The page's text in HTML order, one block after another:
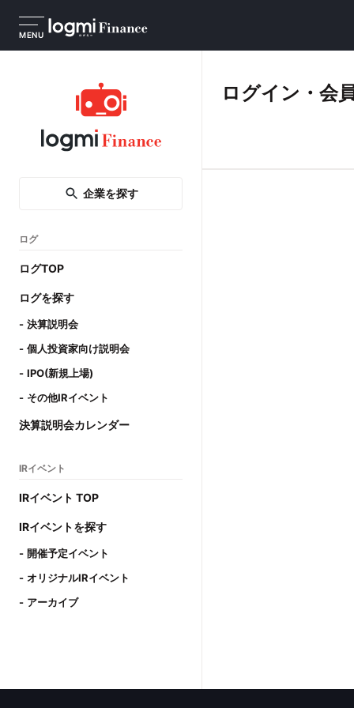
MENU
企業を探す
ログ
ログTOP
ログを探す
決算説明会
個人投資家向け説明会
IPO(新規上場)
その他IRイベント
決算説明会カレンダー
IRイベント
IRイベント TOP
IRイベントを探す
開催予定イベント
オリジナルIRイベント
アーカイブ
ログイン・会